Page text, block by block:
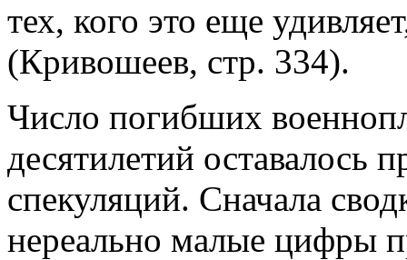
тех, кого это еще
(Кривошеев, стр. 334).
Число погибших
десятилетий оставалось
спекуляций. Сначала
нереально малые цифры